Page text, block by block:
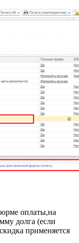
оплаты,на
долга (если
применяется